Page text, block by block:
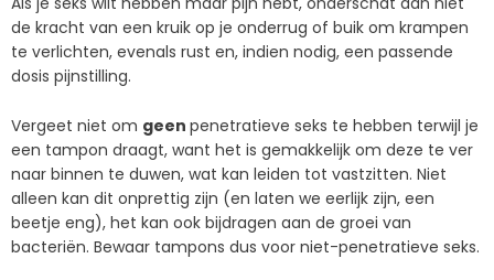
de kracht van een kruik op je onderrug of buik om krampen
te verlichten, evenals rust en, indien nodig, een passende
dosis pijnstilling.
Vergeet niet om geen penetratieve seks te hebben terwijl je
een tampon draagt, want het is gemakkelijk om deze te ver
naar binnen te duwen, wat kan leiden tot vastzitten. Niet
alleen kan dit onprettig zijn (en laten we eerlijk zijn, een
beetje eng), het kan ook bijdragen aan de groei van
bacteriën. Bewaar tampons dus voor niet-penetratieve seks.